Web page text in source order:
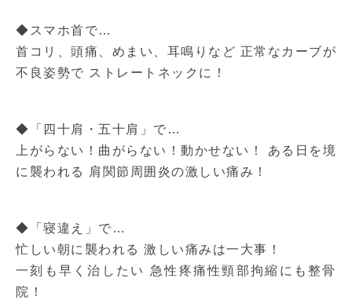
◆スマホ首で…
首コリ、頭痛、めまい、耳鳴りなど 正常なカーブが
不良姿勢で ストレートネックに！
◆「四十肩・五十肩」で…
上がらない！曲がらない！動かせない！ ある日を境
に襲われる 肩関節周囲炎の激しい痛み！
◆「寝違え」で…
忙しい朝に襲われる 激しい痛みは一大事！
一刻も早く治したい 急性疼痛性頸部拘縮にも整骨
院！